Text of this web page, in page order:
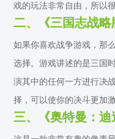
戏的玩法非常自由，所以
二、《三国志战略
如果你喜欢战争游戏，那
选择。游戏讲述的是三国
演其中的任何一方进行决
择，可以使你的决斗更加激
三、《奥特曼：迪